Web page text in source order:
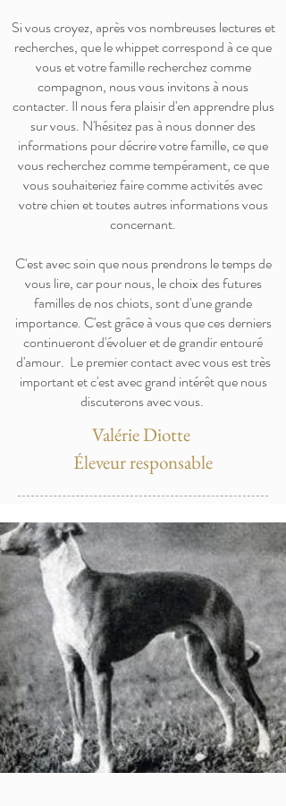
Si vous croyez, après vos nombreuses lectures et
recherches, que le whippet correspond à ce que
vous et votre famille recherchez comme
compagnon, nous vous invitons à nous
contacter. Il nous fera plaisir d'en apprendre plus
sur vous. N'hésitez pas à nous donner des
informations pour décrire votre famille, ce que
vous recherchez comme tempérament, ce que
vous souhaiteriez faire comme activités avec
votre chien et toutes autres informations vous
concernant.
C'est avec soin que nous prendrons le temps de
vous lire, car pour nous, le choix des futures
familles de nos chiots, sont d'une grande
importance. C'est grâce à vous que ces derniers
continueront d'évoluer et de grandir entouré
d'amour. Le premier contact avec vous est très
important et c'est avec grand intérêt que nous
discuterons avec vous.
Valérie Diotte
Éleveur responsable